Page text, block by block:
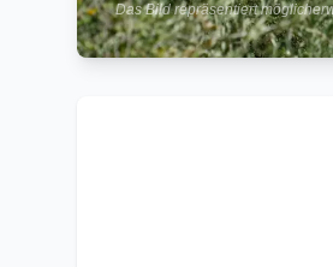
Das Bild repräsentiert